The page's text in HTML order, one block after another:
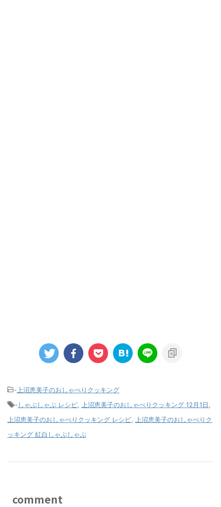
- 上沼恵美子のおしゃべりクッキング
-しゃぶしゃぶ レシピ 上沼恵美子のおしゃべりクッキング 12月1日
上沼恵美子のおしゃべりクッキング レシピ
上沼恵美子のおしゃべりク
ッキング 紅白しゃぶしゃぶ
comment